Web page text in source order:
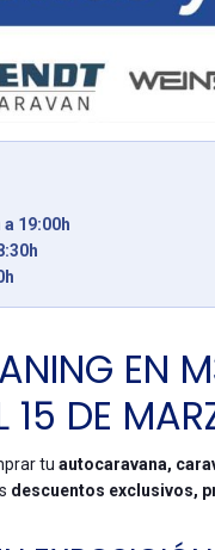
19:00h
EN
15 DE
tu autocaravana,
descuentos exclusivos,